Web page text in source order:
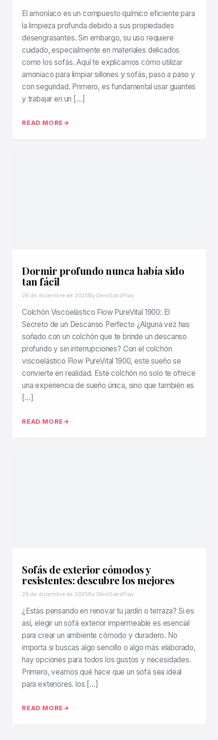
El amoníaco es un compuesto químico eficiente para
la limpieza profunda debido a sus propiedades
desengrasantes. Sin embargo, su uso requiere
cuidado, especialmente en materiales delicados
como los sofás. Aquí te explicamos cómo utilizar
amoniaco para limpiar sillones y sofás, paso a paso y
con seguridad. Primero, es fundamental usar guantes
y trabajar en un […]
READ MORE
Dormir profundo nunca había sido
tan fácil
28 de diciembre de 2025By DeiviSanzPlay
Colchón Viscoelástico Flow PureVital 1900: El
Secreto de un Descanso Perfecto ¿Alguna vez has
soñado con un colchón que te brinde un descanso
profundo y sin interrupciones? Con el colchón
viscoelástico Flow PureVital 1900, este sueño se
convierte en realidad. Este colchón no solo te ofrece
una experiencia de sueño única, sino que también es
[…]
READ MORE
Sofás de exterior cómodos y
resistentes: descubre los mejores
28 de diciembre de 2025By DeiviSanzPlay
¿Estás pensando en renovar tu jardín o terraza? Si es
así, elegir un sofá exterior impermeable es esencial
para crear un ambiente cómodo y duradero. No
importa si buscas algo sencillo o algo más elaborado,
hay opciones para todos los gustos y necesidades.
Primero, veamos qué hace que un sofá sea ideal
para exteriores. los […]
READ MORE